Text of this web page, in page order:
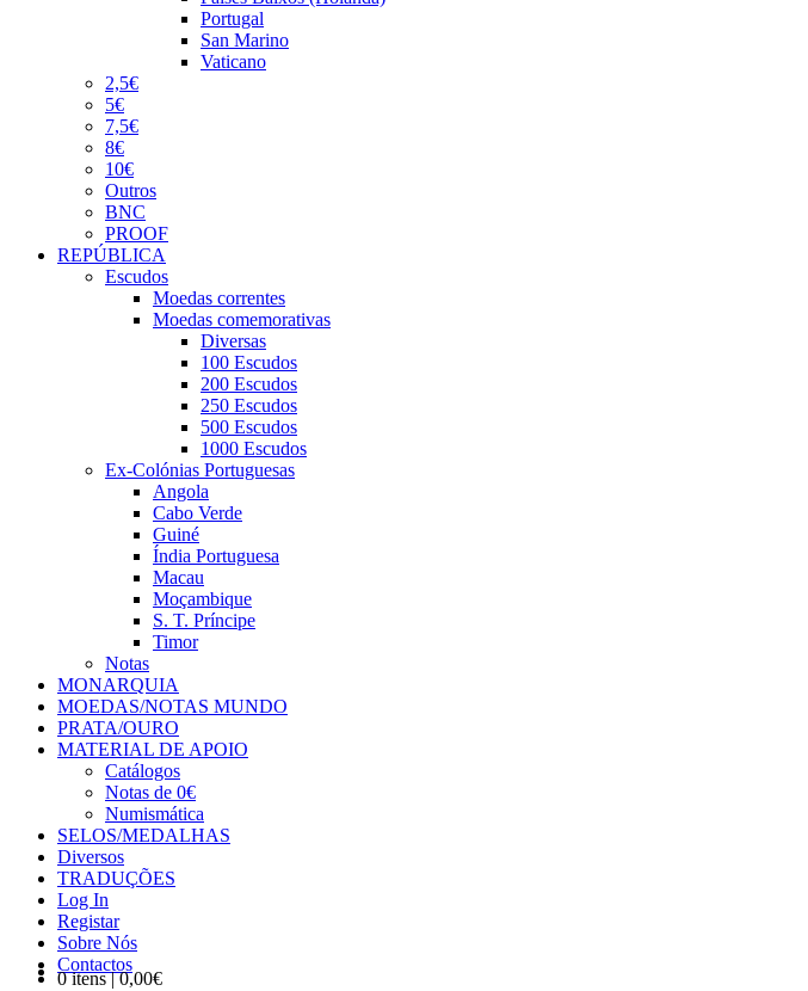
Portugal
San Marino
Vaticano
2,5€
5€
7,5€
8€
10€
Outros
BNC
PROOF
REPÚBLICA
Escudos
Moedas correntes
Moedas comemorativas
Diversas
100 Escudos
200 Escudos
250 Escudos
500 Escudos
1000 Escudos
Ex-Colónias Portuguesas
Angola
Cabo Verde
Guiné
Índia Portuguesa
Macau
Moçambique
S. T. Príncipe
Timor
Notas
MONARQUIA
MOEDAS/NOTAS MUNDO
PRATA/OURO
MATERIAL DE APOIO
Catálogos
Notas de 0€
Numismática
SELOS/MEDALHAS
Diversos
TRADUÇÕES
Log In
Registar
Sobre Nós
Contactos
0 itens | 0,00€